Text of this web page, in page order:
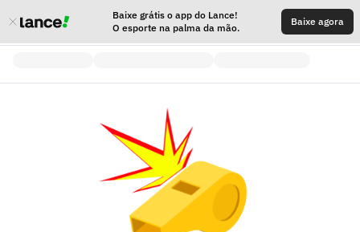
Baixe grátis o app do Lance!
O esporte na palma da mão.
Baixe agora